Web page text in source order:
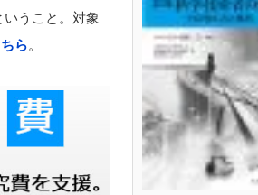
うこと。対象
ら。